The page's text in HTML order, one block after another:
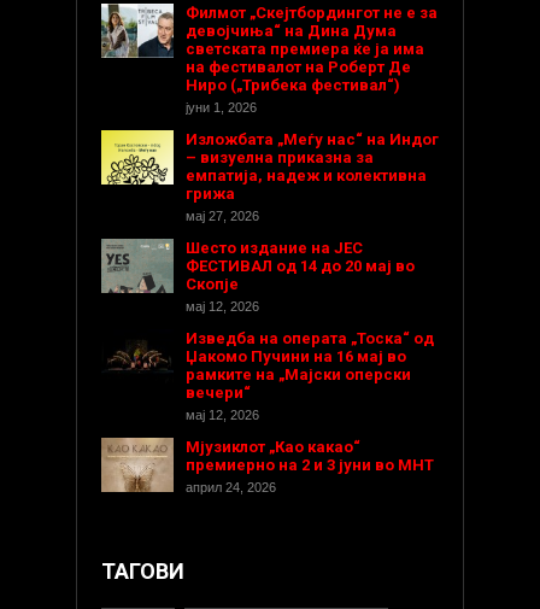
Филмот „Скејтбордингот не е за
девојчиња“ на Дина Дума
светската премиера ќе ја има
на фестивалот на Роберт Де
Ниро („Трибека фестивал“)
јуни 1, 2026
Изложбата „Меѓу нас“ на Индог
– визуелна приказна за
емпатија, надеж и колективна
грижа
мај 27, 2026
Шесто издание на ЈЕС
ФЕСТИВАЛ од 14 до 20 мај во
Скопје
мај 12, 2026
Изведба на операта „Тоска“ од
Џакомо Пучини на 16 мај во
рамките на „Мајски оперски
вечери“
мај 12, 2026
Мјузиклот „Као какао“
премиерно на 2 и 3 јуни во МНТ
април 24, 2026
ТАГОВИ